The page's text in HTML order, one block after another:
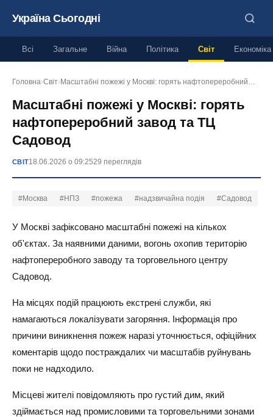
Україна Сьогодні
Всі Загальне Війна Політика Світ Економіка
Головна›Світ› Масштабні пожежі у Москві: горять нафтопереробний…
Масштабні пожежі у Москві: горять
нафтопереробний завод та ТЦ
Садовод
СВІТ18.06.2026 о 09:2529 переглядів
#Москва #НПЗ #пожежа #надзвичайна подія #Садовод
У Москві зафіксовано масштабні пожежі на кількох
об'єктах. За наявними даними, вогонь охопив територію
нафтопереробного заводу та торговельного центру
Садовод.
На місцях подій працюють екстрені служби, які
намагаються локалізувати загоряння. Інформація про
причини виникнення пожеж наразі уточнюється, офіційних
коментарів щодо постраждалих чи масштабів руйнувань
поки не надходило.
Місцеві жителі повідомляють про густий дим, який
здіймається над промисловими та торговельними зонами